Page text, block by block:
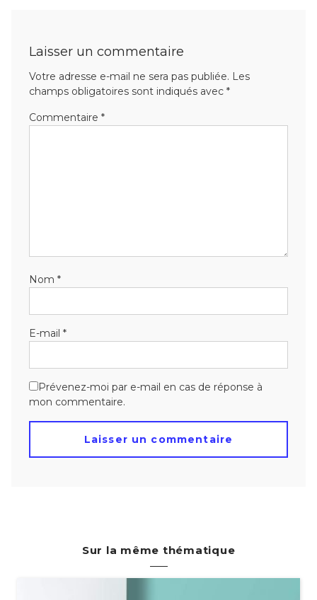
Laisser un commentaire
Votre adresse e-mail ne sera pas publiée. Les
champs obligatoires sont indiqués avec *
Commentaire *
Nom *
E-mail *
Prévenez-moi par e-mail en cas de réponse à
mon commentaire.
Sur la même thématique